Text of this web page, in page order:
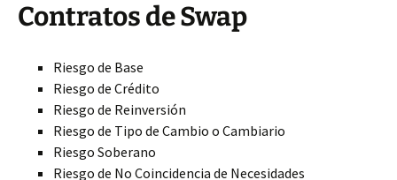
Contratos de Swap
Riesgo de Base
Riesgo de Crédito
Riesgo de Reinversión
Riesgo de Tipo de Cambio o Cambiario
Riesgo Soberano
Riesgo de No Coincidencia de Necesidades